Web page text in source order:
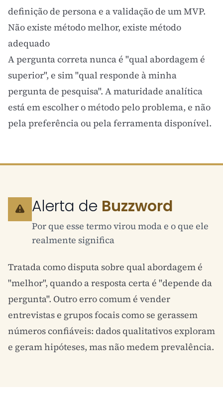
definição de personae a validação de umMVP.
Não existe método melhor, existe método
adequado
A pergunta correta nunca é "qual abordagem é
superior", e sim "qual responde à minha
pergunta de pesquisa". A maturidade analítica
está em escolher o método pelo problema, e não
pela preferência ou pela ferramenta disponível.
Alerta de Buzzword
Por que esse termo virou moda e o que ele
realmente significa
Tratada como disputa sobre qual abordagem é
"melhor", quando a resposta certa é "depende da
pergunta". Outro erro comum é vender
entrevistas e grupos focais como se gerassem
números confiáveis: dados qualitativos exploram
e geram hipóteses, mas não medem prevalência.